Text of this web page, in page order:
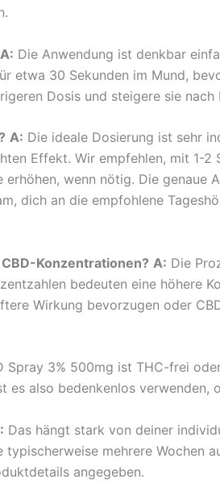
A: Die Anwendung ist denkbar
etwa 30 Sekunden im Mund,
Dosis und steigere sie nach
A: Die ideale Dosierung ist sehr
Effekt. Wir empfehlen, mit 1-
wenn nötig. Die genaue
dich an die empfohlene
Konzentrationen? A: Die
bedeuten eine höhere
Wirkung bevorzugen oder
Spray 3% 500mg ist THC-frei
also bedenkenlos
Das hängt stark von deiner
mehrere Wochen
angegeben.